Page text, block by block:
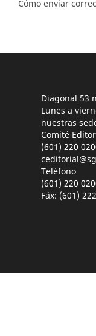
Cómo enviar
Diagonal 53
Lunes a
nuestras
Comité
(601) 220
Teléfono
(601) 220
Fáx: (601)